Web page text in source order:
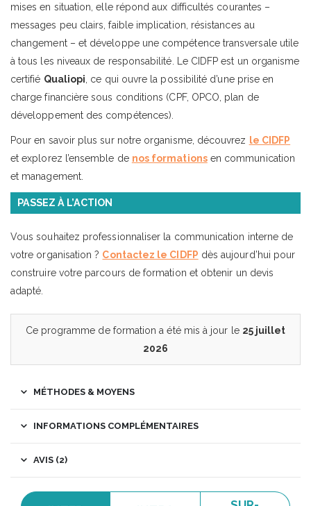
mises en situation, elle répond aux difficultés courantes –
messages peu clairs, faible implication, résistances au
changement – et développe une compétence transversale utile
à tous les niveaux de responsabilité. Le CIDFP est un organisme
certifié Qualiopi , ce qui ouvre la possibilité d’une prise en
charge financière sous conditions (CPF, OPCO, plan de
développement des compétences).
Pour en savoir plus sur notre organisme, découvrez le CIDFP
et explorez l’ensemble de nos formationsen communication
et management.
PASSEZ À L’ACTION
Vous souhaitez professionnaliser la communication interne de
votre organisation ? Contactez le CIDFP dès aujourd’hui pour
construire votre parcours de formation et obtenir un devis
adapté.
Ce programme de formation a été mis à jour le 25 juillet
2026
MÉTHODES & MOYENS
INFORMATIONS COMPLÉMENTAIRES
AVIS (2)